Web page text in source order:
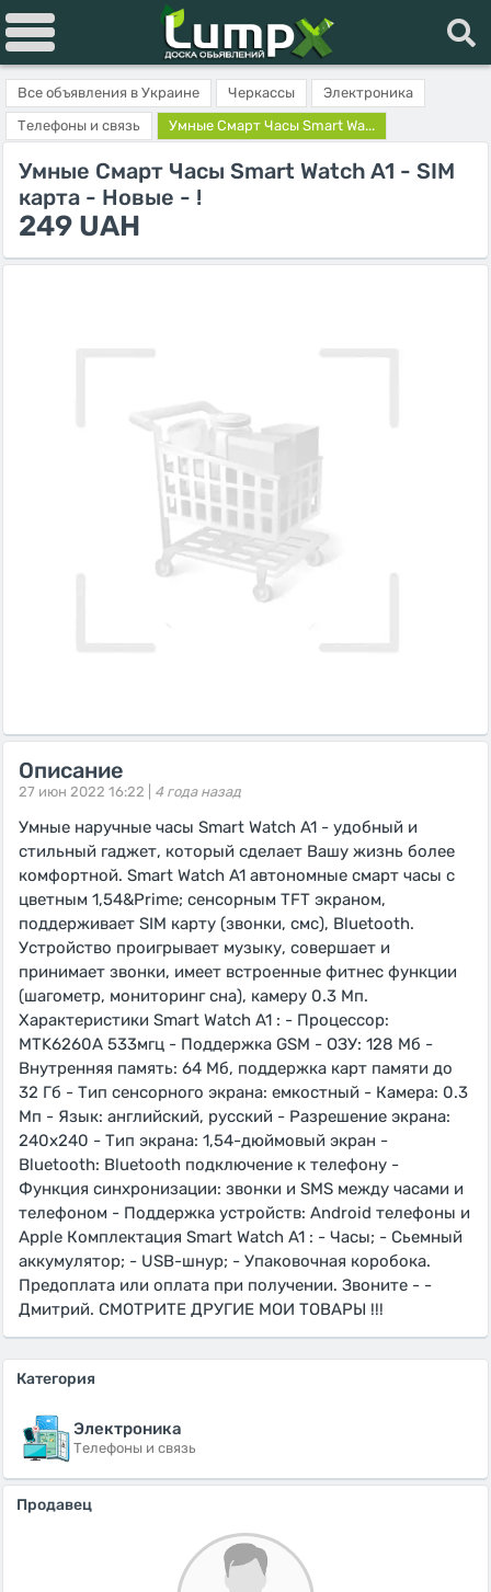
Все объявления в Украине Черкассы
Электроника
Телефоны и связь
Умные Смарт Часы Smart Wa...
Умные Смарт Часы Smart Watch A1 - SIM
карта - Новые - !
249 UAH
Описание
27 июн 2022 16:22 | 4 года назад
Умные наручные часы Smart Watch A1 - удобный и
стильный гаджет, который сделает Вашу жизнь более
комфортной. Smart Watch A1 автономные смарт часы с
цветным 1,54&Prime; сенсорным TFT экраном,
поддерживает SIM карту (звонки, смс), Bluetooth.
Устройство проигрывает музыку, совершает и
принимает звонки, имеет встроенные фитнес функции
(шагометр, мониторинг сна), камеру 0.3 Мп.
Характеристики Smart Watch A1 : - Процессор:
MTK6260A 533мгц - Поддержка GSM - ОЗУ: 128 Мб -
Внутренняя память: 64 Мб, поддержка карт памяти до
32 Гб - Тип сенсорного экрана: емкостный - Камера: 0.3
Мп - Язык: английский, русский - Разрешение экрана:
240x240 - Тип экрана: 1,54-дюймовый экран -
Bluetooth: Bluetooth подключение к телефону -
Функция синхронизации: звонки и SMS между часами и
телефоном - Поддержка устройств: Android телефоны и
Apple Комплектация Smart Watch A1 : - Часы; - Сьемный
аккумулятор; - USB-шнур; - Упаковочная коробока.
Предоплата или оплата при получении. Звоните - -
Дмитрий. СМОТРИТЕ ДРУГИЕ МОИ ТОВАРЫ !!!
Категория
Электроника
Телефоны и связь
Продавец